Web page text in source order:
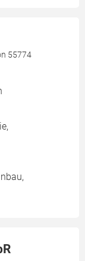
55774